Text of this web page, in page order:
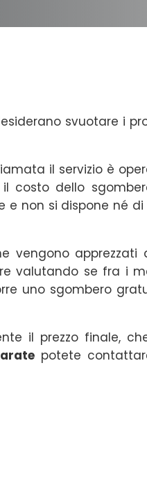
svuotare i
il servizio è
costo dello
e non si dispone né
vengono
valutando se fra i
uno sgombero
il prezzo finale,
potete